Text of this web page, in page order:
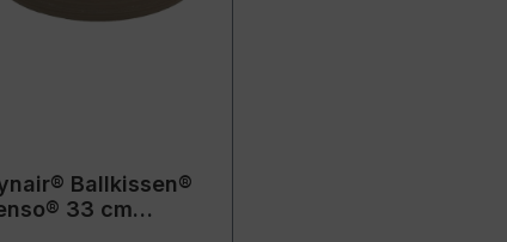
Ballkissen®
33 cm